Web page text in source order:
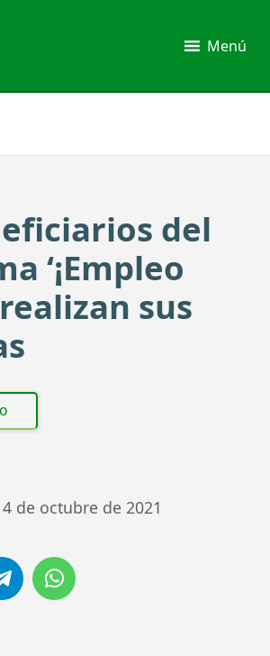
Menú
del
‘¡Empleo
sus
4 de octubre de 2021